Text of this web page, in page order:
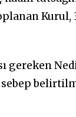
Kurul,
gereken
sebep